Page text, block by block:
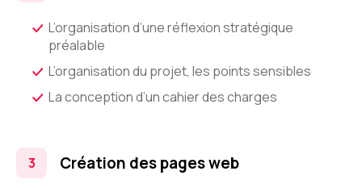
L’organisation d’une réflexion stratégique
préalable
L’organisation du projet, les points sensibles
La conception d’un cahier des charges
Création des pages web